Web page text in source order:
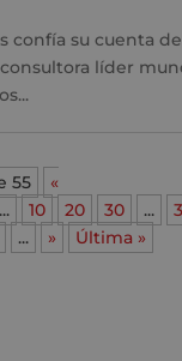
confía su cuenta
líder
55
«
... 10 20 30 ...
... » Última »